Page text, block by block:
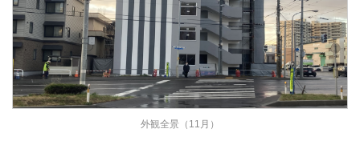
外観全景（11月）